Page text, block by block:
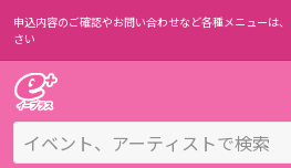
申込内容のご確認やお問い合わせなど各種メニューは、
さい